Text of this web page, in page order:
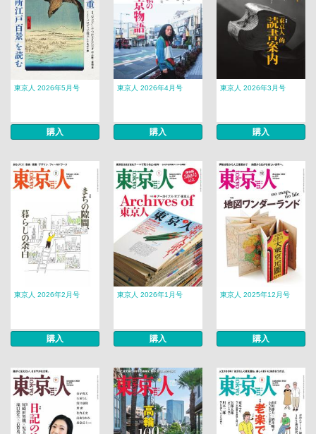
東京人 2026年5月号
購入
東京人 2026年4月号
購入
東京人 2026年3月号
購入
東京人 2026年2月号
購入
東京人 2026年1月号
購入
東京人 2025年12月号
購入